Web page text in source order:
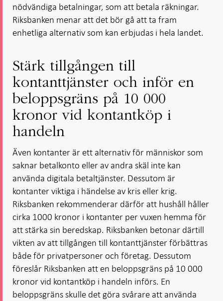
nödvändiga betalningar, som att betala räkningar.
Riksbanken menar att det bör gå att ta fram
enhetliga alternativ som kan erbjudas i hela landet.
Stärk tillgången till
kontanttjänster och inför en
beloppsgräns på 10 000
kronor vid kontantköp i
handeln
Även kontanter är ett alternativ för människor som
saknar betalkonto eller av andra skäl inte kan
använda digitala betaltjänster. Dessutom är
kontanter viktiga i händelse av kris eller krig.
Riksbanken rekommenderar därför att hushåll håller
cirka 1000 kronor i kontanter per vuxen hemma för
att stärka sin beredskap. Riksbanken betonar därtill
vikten av att tillgången till kontanttjänster förbättras
både för privatpersoner och företag. Dessutom
föreslår Riksbanken att en beloppsgräns på 10 000
kronor vid kontantköp i handeln införs. En
beloppsgräns skulle det göra svårare att använda